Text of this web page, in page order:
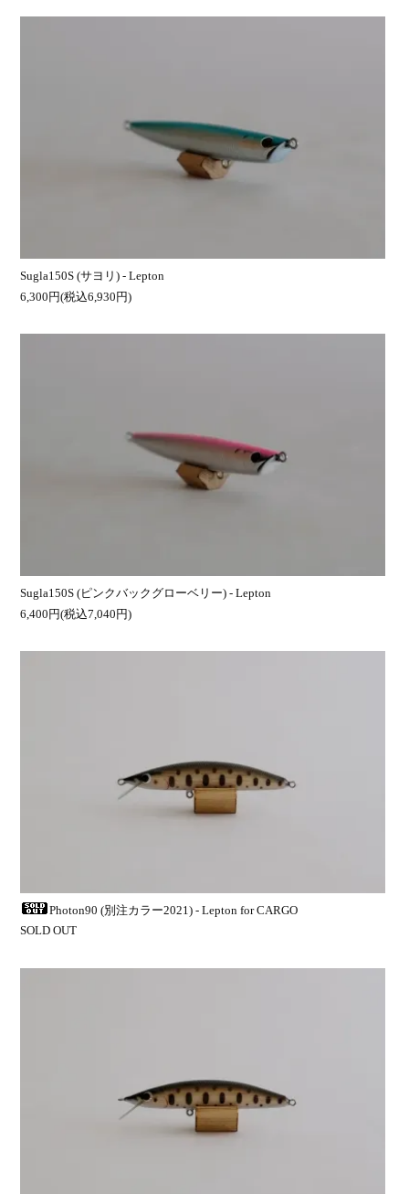
Sugla150S (サヨリ) - Lepton
6,300円(税込6,930円)
Sugla150S (ピンクバックグローベリー) - Lepton
6,400円(税込7,040円)
Photon90 (別注カラー2021) - Lepton for CARGO
SOLD OUT